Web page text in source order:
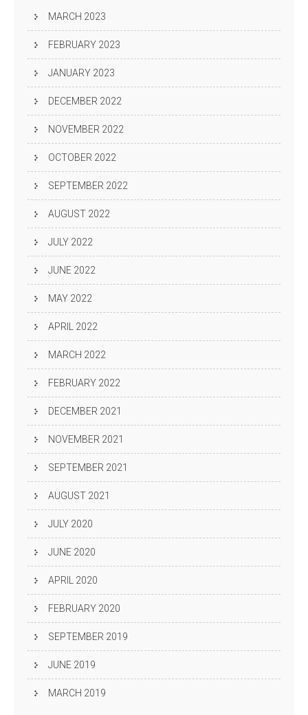
MARCH 2023
FEBRUARY 2023
JANUARY 2023
DECEMBER 2022
NOVEMBER 2022
OCTOBER 2022
SEPTEMBER 2022
AUGUST 2022
JULY 2022
JUNE 2022
MAY 2022
APRIL 2022
MARCH 2022
FEBRUARY 2022
DECEMBER 2021
NOVEMBER 2021
SEPTEMBER 2021
AUGUST 2021
JULY 2020
JUNE 2020
APRIL 2020
FEBRUARY 2020
SEPTEMBER 2019
JUNE 2019
MARCH 2019